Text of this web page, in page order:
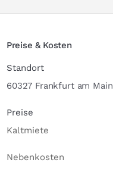
Preise & Kosten
Standort
60327 Frankfurt am Main
Preise
Kaltmiete
Nebenkosten